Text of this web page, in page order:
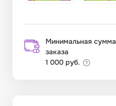
Минимальная сумма
заказа
1 000 руб.